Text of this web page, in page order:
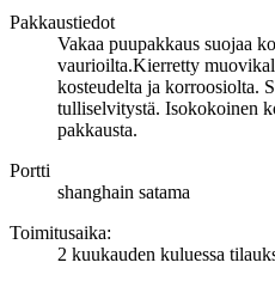
Pakkaustiedot
Vakaa puupakkaus suojaa
vaurioilta.Kierretty
kosteudelta ja korroosiolta.
tulliselvitystä. Isokokoinen
pakkausta.
Portti
shanghain satama
Toimitusaika:
2 kuukauden kuluessa